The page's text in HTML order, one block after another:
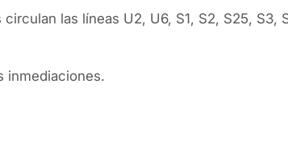
las líneas U2, U6, S1, S2, S25, S3,
inmediaciones.